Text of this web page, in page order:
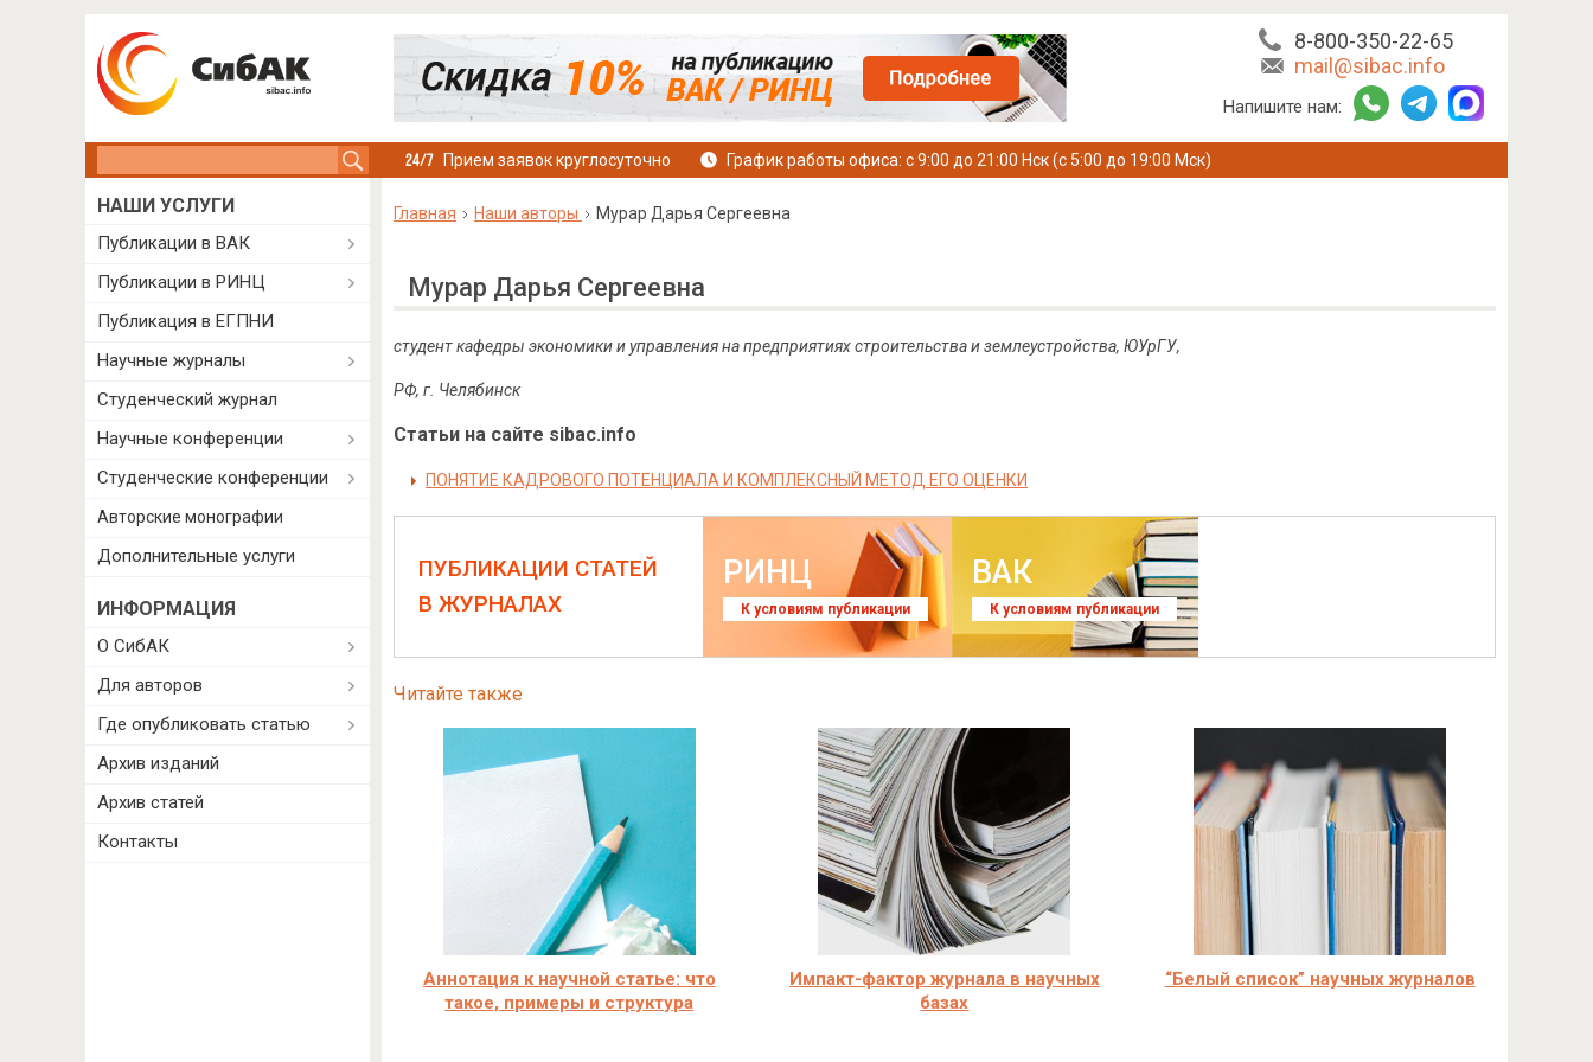
8-800-350-22-65
mail@sibac.info
Напишите нам:
Прием заявок круглосуточно График работы офиса: с 9:00 до 21:00 Нск (с 5:00 до 19:00 Мск)
Главная Наши авторы Мурар Дарья Сергеевна
Мурар Дарья Сергеевна
студент кафедры экономики и управления на предприятиях строительства и землеустройства, ЮУрГУ,
РФ, г. Челябинск
Статьи на сайте sibac.info
ПОНЯТИЕ КАДРОВОГО ПОТЕНЦИАЛА И КОМПЛЕКСНЫЙ МЕТОД ЕГО ОЦЕНКИ
ПУБЛИКАЦИИ СТАТЕЙ
В ЖУРНАЛАХ
РИНЦ
К условиям публикации
ВАК
К условиям публикации
Читайте также
Аннотация к научной статье: что
такое, примеры и структура
Импакт-фактор журнала в научных
базах
“Белый список” научных журналов
НАШИ УСЛУГИ
Публикации в ВАК
Публикации в РИНЦ
Публикация в ЕГПНИ
Научные журналы
Студенческий журнал
Научные конференции
Студенческие конференции
Авторские монографии
Дополнительные услуги
ИНФОРМАЦИЯ
О СибАК
Для авторов
Где опубликовать статью
Архив изданий
Архив статей
Контакты